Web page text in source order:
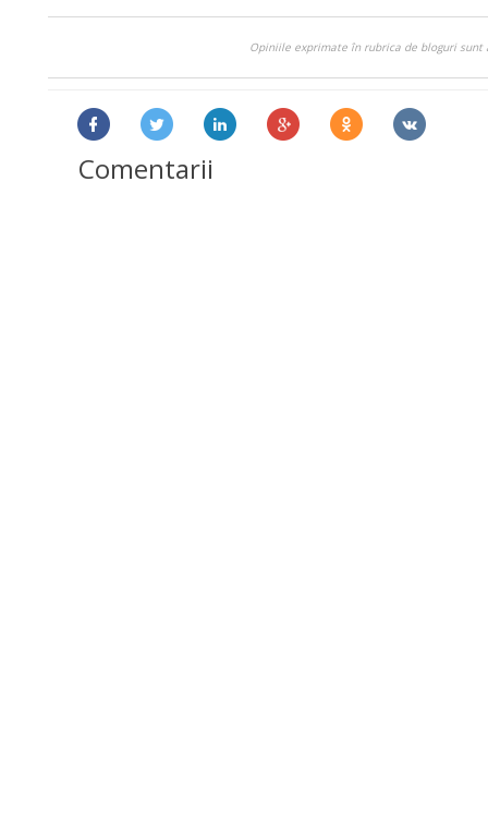
Opiniile exprimate în rubrica de bloguri
Comentarii